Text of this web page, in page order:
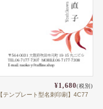
¥1,680(税別)
【テンプレート型名刺印刷】4C77